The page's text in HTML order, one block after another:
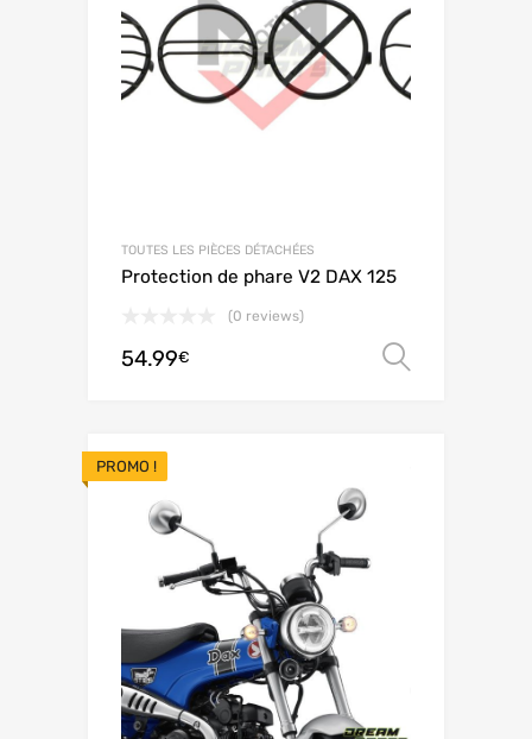
TOUTES LES PIÈCES DÉTACHÉES
Protection de phare V2 DAX 125
(0 reviews)
54.99€
PROMO !